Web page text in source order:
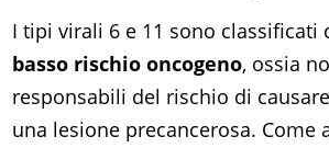
I tipi virali 6 e 11 sono classificati
basso rischio oncogeno, ossia
responsabili del rischio di
una lesione precancerosa. Come